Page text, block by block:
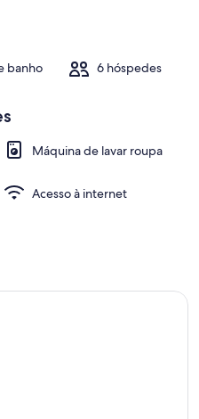
Terrenos do alojamento
banho 6 hóspedes
Máquina de lavar roupa
Acesso à internet